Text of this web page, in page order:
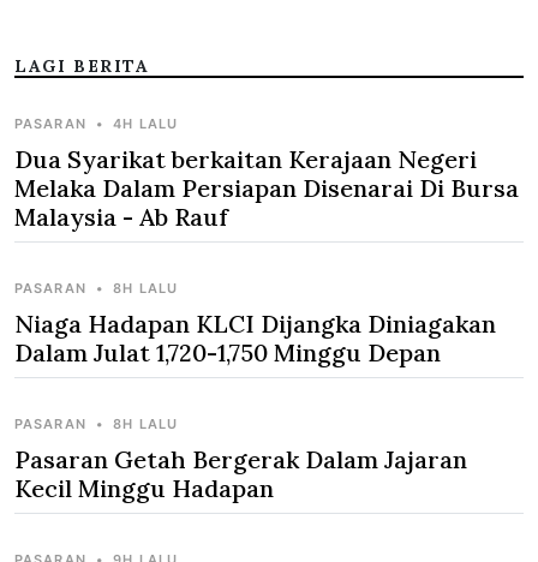
LAGI BERITA
PASARAN • 4H LALU
Dua Syarikat berkaitan Kerajaan Negeri
Melaka Dalam Persiapan Disenarai Di Bursa
Malaysia - Ab Rauf
PASARAN • 8H LALU
Niaga Hadapan KLCI Dijangka Diniagakan
Dalam Julat 1,720-1,750 Minggu Depan
PASARAN • 8H LALU
Pasaran Getah Bergerak Dalam Jajaran
Kecil Minggu Hadapan